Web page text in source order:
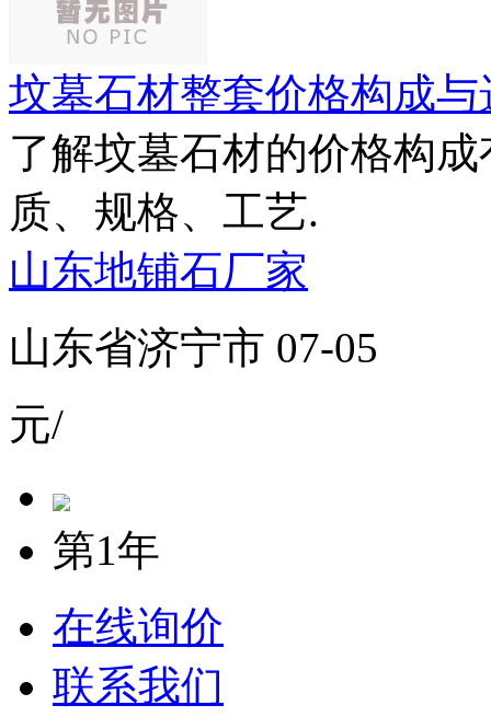
坟墓石材整套价格构成
了解坟墓石材的价格构
质、规格、工艺.
山东地铺石厂家
山东省济宁市 07-05
元/
第1年
在线询价
联系我们